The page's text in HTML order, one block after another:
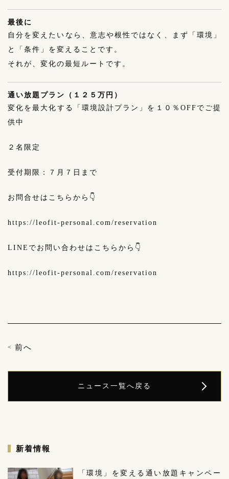
最後に
自分を変えたいなら、意志や根性ではなく、まず「環境」
と「条件」を変えることです。
それが、変化の最短ルートです。
通い放題プラン（１２５万円）
変化を最大化する「環境設計プラン」を１０％OFFでご提
供中
２名限定
受付期限：７月７日まで
お問合せはこちらから👇
https://leofit-personal.com/reservation
LINEでお問い合わせはこちらから👇
https://leofit-personal.com/reservation
< 前へ
ニュース 一覧へ戻る
新着情報
「環境」を変える通い放題キャンペー